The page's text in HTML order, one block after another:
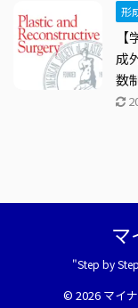
形
成
数
マ
"Step by
© 2026 マイ